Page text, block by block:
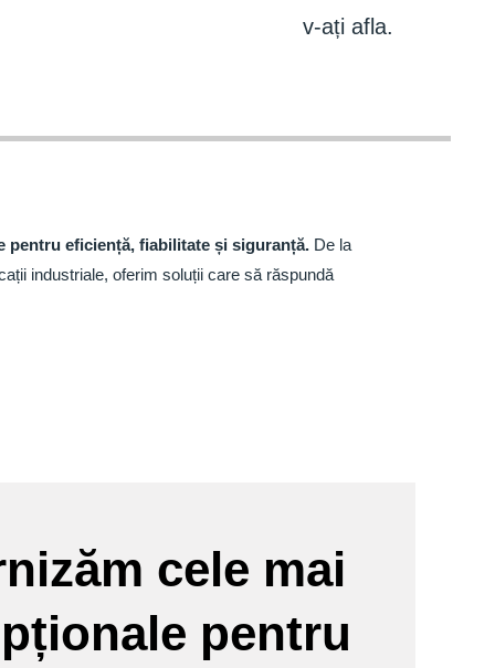
v-ați afla.
pentru eficiență, fiabilitate și siguranță. De la
industriale, oferim soluții care să răspundă
cele mai
pentru